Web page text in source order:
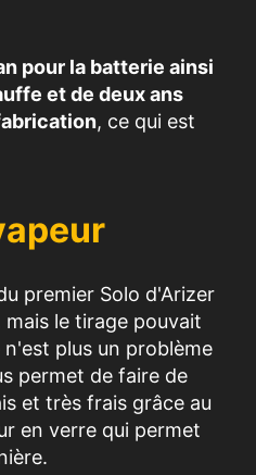
pour la batterie ainsi
et de deux ans
, ce qui est
premier Solo d'Arizer
le tirage pouvait
plus un problème
permet de faire de
et très frais grâce au
en verre qui permet